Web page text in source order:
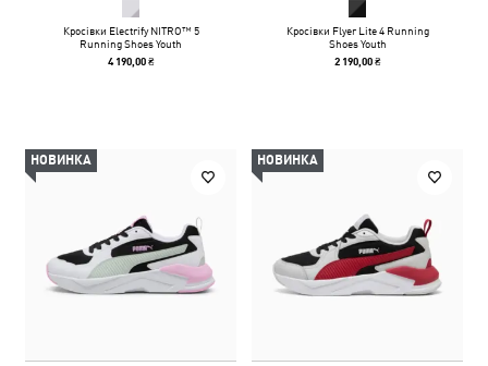
Кросівки Electrify NITRO™ 5
Running Shoes Youth
4 190,00 ₴
Кросівки Flyer Lite 4 Running
Shoes Youth
2 190,00 ₴
НОВИНКА НОВИНКА